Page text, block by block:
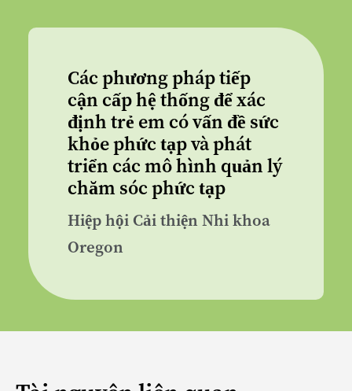
Các phương pháp tiếp
cận cấp hệ thống để xác
định trẻ em có vấn đề sức
khỏe phức tạp và phát
triển các mô hình quản lý
chăm sóc phức tạp
Hiệp hội Cải thiện Nhi khoa
Oregon